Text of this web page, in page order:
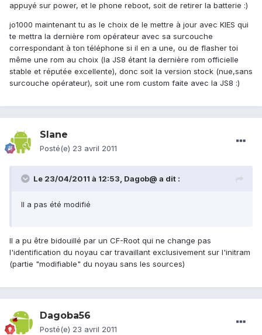
appuyé sur power, et le phone reboot, soit de retirer la batterie :)
jo1000 maintenant tu as le choix de le mettre à jour avec KIES qui
te mettra la dernière rom opérateur avec sa surcouche
correspondant à ton téléphone si il en a une, ou de flasher toi
même une rom au choix (la JS8 étant la dernière rom officielle
stable et réputée excellente), donc soit la version stock (nue,sans
surcouche opérateur), soit une rom custom faite avec la JS8 :)
Slane
Posté(e) 23 avril 2011
Le 23/04/2011 à 12:53, Dagob@ a dit :
Il a pas été modifié
Il a pu être bidouillé par un CF-Root qui ne change pas
l'identification du noyau car travaillant exclusivement sur l'initram
(partie "modifiable" du noyau sans les sources)
Dagoba56
Posté(e) 23 avril 2011